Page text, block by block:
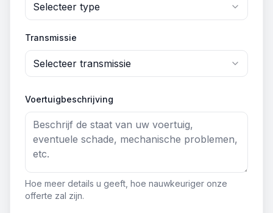
Selecteer type
Transmissie
Selecteer transmissie
Voertuigbeschrijving
Hoe meer details u geeft, hoe nauwkeuriger onze
offerte zal zijn.